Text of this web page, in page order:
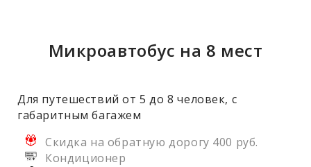
Микроавтобус на 8 мест
Для путешествий от 5 до 8 человек, с
габаритным багажем
Скидка на обратную дорогу 400 руб.
Кондиционер